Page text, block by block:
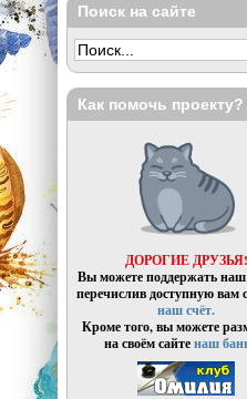
Поиск на сайте
Как помочь проекту?
ДОРОГИЕ ДРУЗЬЯ!
Вы можете поддержать
перечислив доступную вам
наш счёт.
Кроме того, вы можете
на своём сайтенаш